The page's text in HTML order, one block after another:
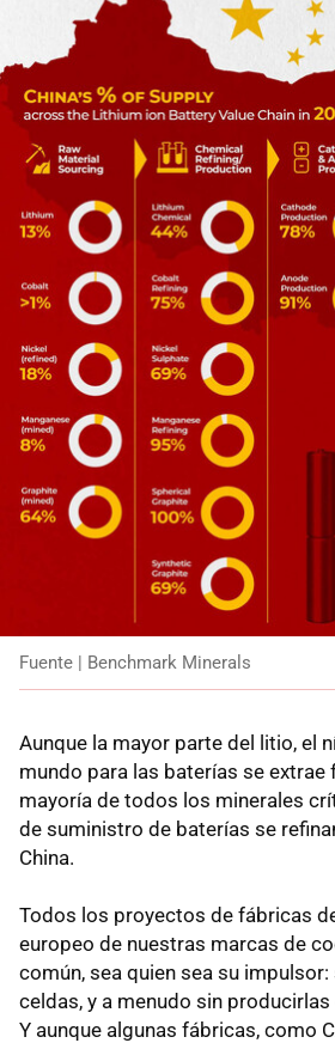
Fuente | Benchmark Minerals
Aunque la mayor parte del litio, el
mundo para las baterías se extrae
mayoría de todos los minerales
de suministro de baterías se
China.
Todos los proyectos de fábricas
europeo de nuestras marcas de
común, sea quien sea su
celdas, y a menudo sin producirlas
Y aunque algunas fábricas, como